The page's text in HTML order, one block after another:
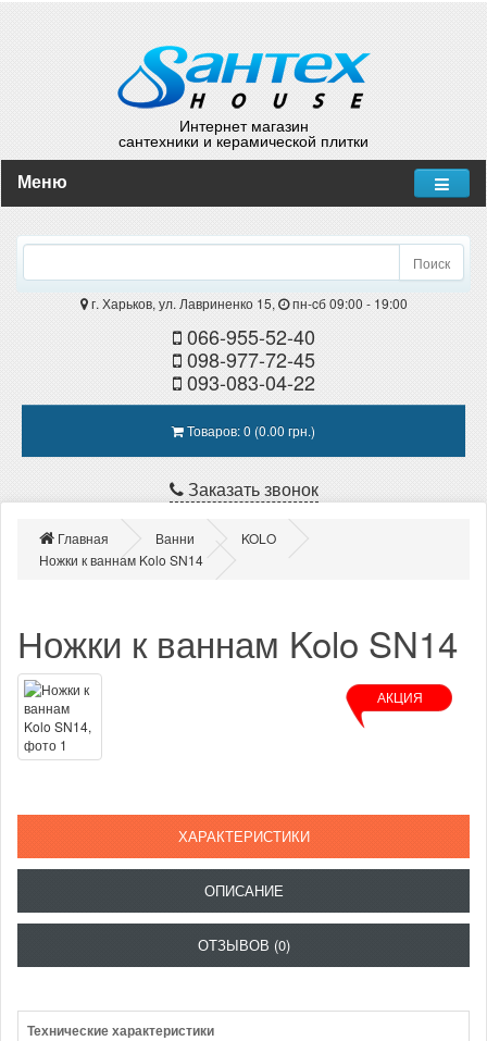
Интернет магазин
сантехники и керамической плитки
Меню
Поиск
г. Харьков, ул. Лавриненко 15, пн-cб 09:00 - 19:00
066-955-52-40
098-977-72-45
093-083-04-22
Товаров: 0 (0.00 грн.)
Заказать звонок
Главная Ванни
KOLO
Ножки к ваннам Kolo SN14
Ножки к ваннам Kolo SN14
АКЦИЯ
ХАРАКТЕРИСТИКИ
ОПИСАНИЕ
ОТЗЫВОВ (0)
Технические характеристики